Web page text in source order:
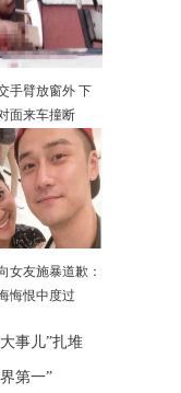
手臂放窗外 下
面来车撞断
女友施暴道歉：
悔恨中度过
事儿”扎堆
第一”